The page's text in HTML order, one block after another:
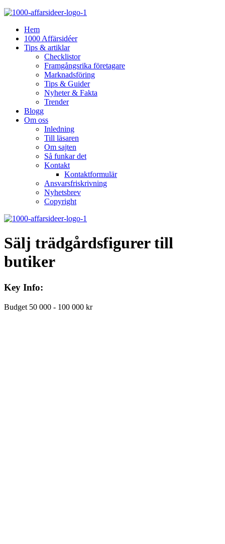
Hem
1000 Affärsidéer
Tips & artiklar
Checklistor
Framgångsrika företagare
Marknadsföring
Tips & Guider
Nyheter & Fakta
Trender
Blogg
Om oss
Inledning
Till läsaren
Om sajten
Så funkar det
Kontakt
Kontaktformulär
Ansvarsfriskrivning
Nyhetsbrev
Copyright
Sälj trädgårdsfigurer till
butiker
Key Info:
Budget 50 000 - 100 000 kr